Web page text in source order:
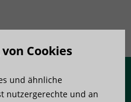
Cookies
und ähnliche
nutzergerechte und an